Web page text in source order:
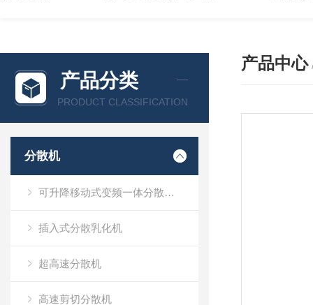
产品分类
PRODUCT CLASSIFICATION
分散机
可升降移动式变频一体分散乳化机
插入式分散乳化机
超高速分散机
高速剪切分散机
产品中心